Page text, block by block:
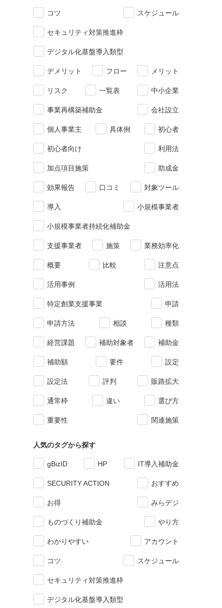
コツ スケジュール
セキュリティ対策推進枠
デジタル化基盤導入類型
デメリット フロー メリット
リスク 一覧表 中小企業
事業再構築補助金 会社設立
個人事業主 具体例 初心者
初心者向け 利用法
加点項目施策 助成金
効果報告 口コミ 対象ツール
導入 小規模事業者
小規模事業者持続化補助金
支援事業者 施策 業務効率化
概要 比較 注意点
活用事例 活用法
特定創業支援事業 申請
申請方法 相談 種類
経営課題 補助対象者 補助金
補助額 要件 設定
設定法 評判 販路拡大
通常枠 違い 選び方
重要性 関連施策
人気のタグから探す
gBizID HP IT導入補助金
SECURITY ACTION おすすめ
お得 みらデジ
ものづくり補助金 やり方
わかりやすい アカウント
コツ スケジュール
セキュリティ対策推進枠
デジタル化基盤導入類型